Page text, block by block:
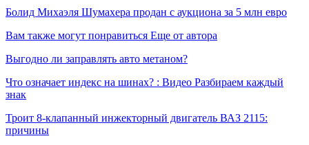
Болид Михаэля Шумахера продан с аукциона за 5 млн евро
Вам также могут понравиться Еще от автора
Выгодно ли заправлять авто метаном?
Что означает индекс на шинах? : Видео Разбираем каждый
знак
Троит 8-клапанный инжекторный двигатель ВАЗ 2115:
причины